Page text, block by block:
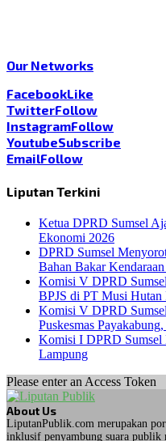
Our Networks
FacebookLike
TwitterFollow
InstagramFollow
YoutubeSubscribe
EmailFollow
Liputan Terkini
Ketua DPRD Sumsel
Ekonomi 2026
DPRD Sumsel
Bahan Bakar
Komisi V DPRD
BPJS di PT Musi Hutan
Komisi V DPRD
Puskesmas
Komisi I DPRD
Lampung
Please enter an Access Token
About Us
LiputanPublik.com merupakan
inklusif penyambung suara